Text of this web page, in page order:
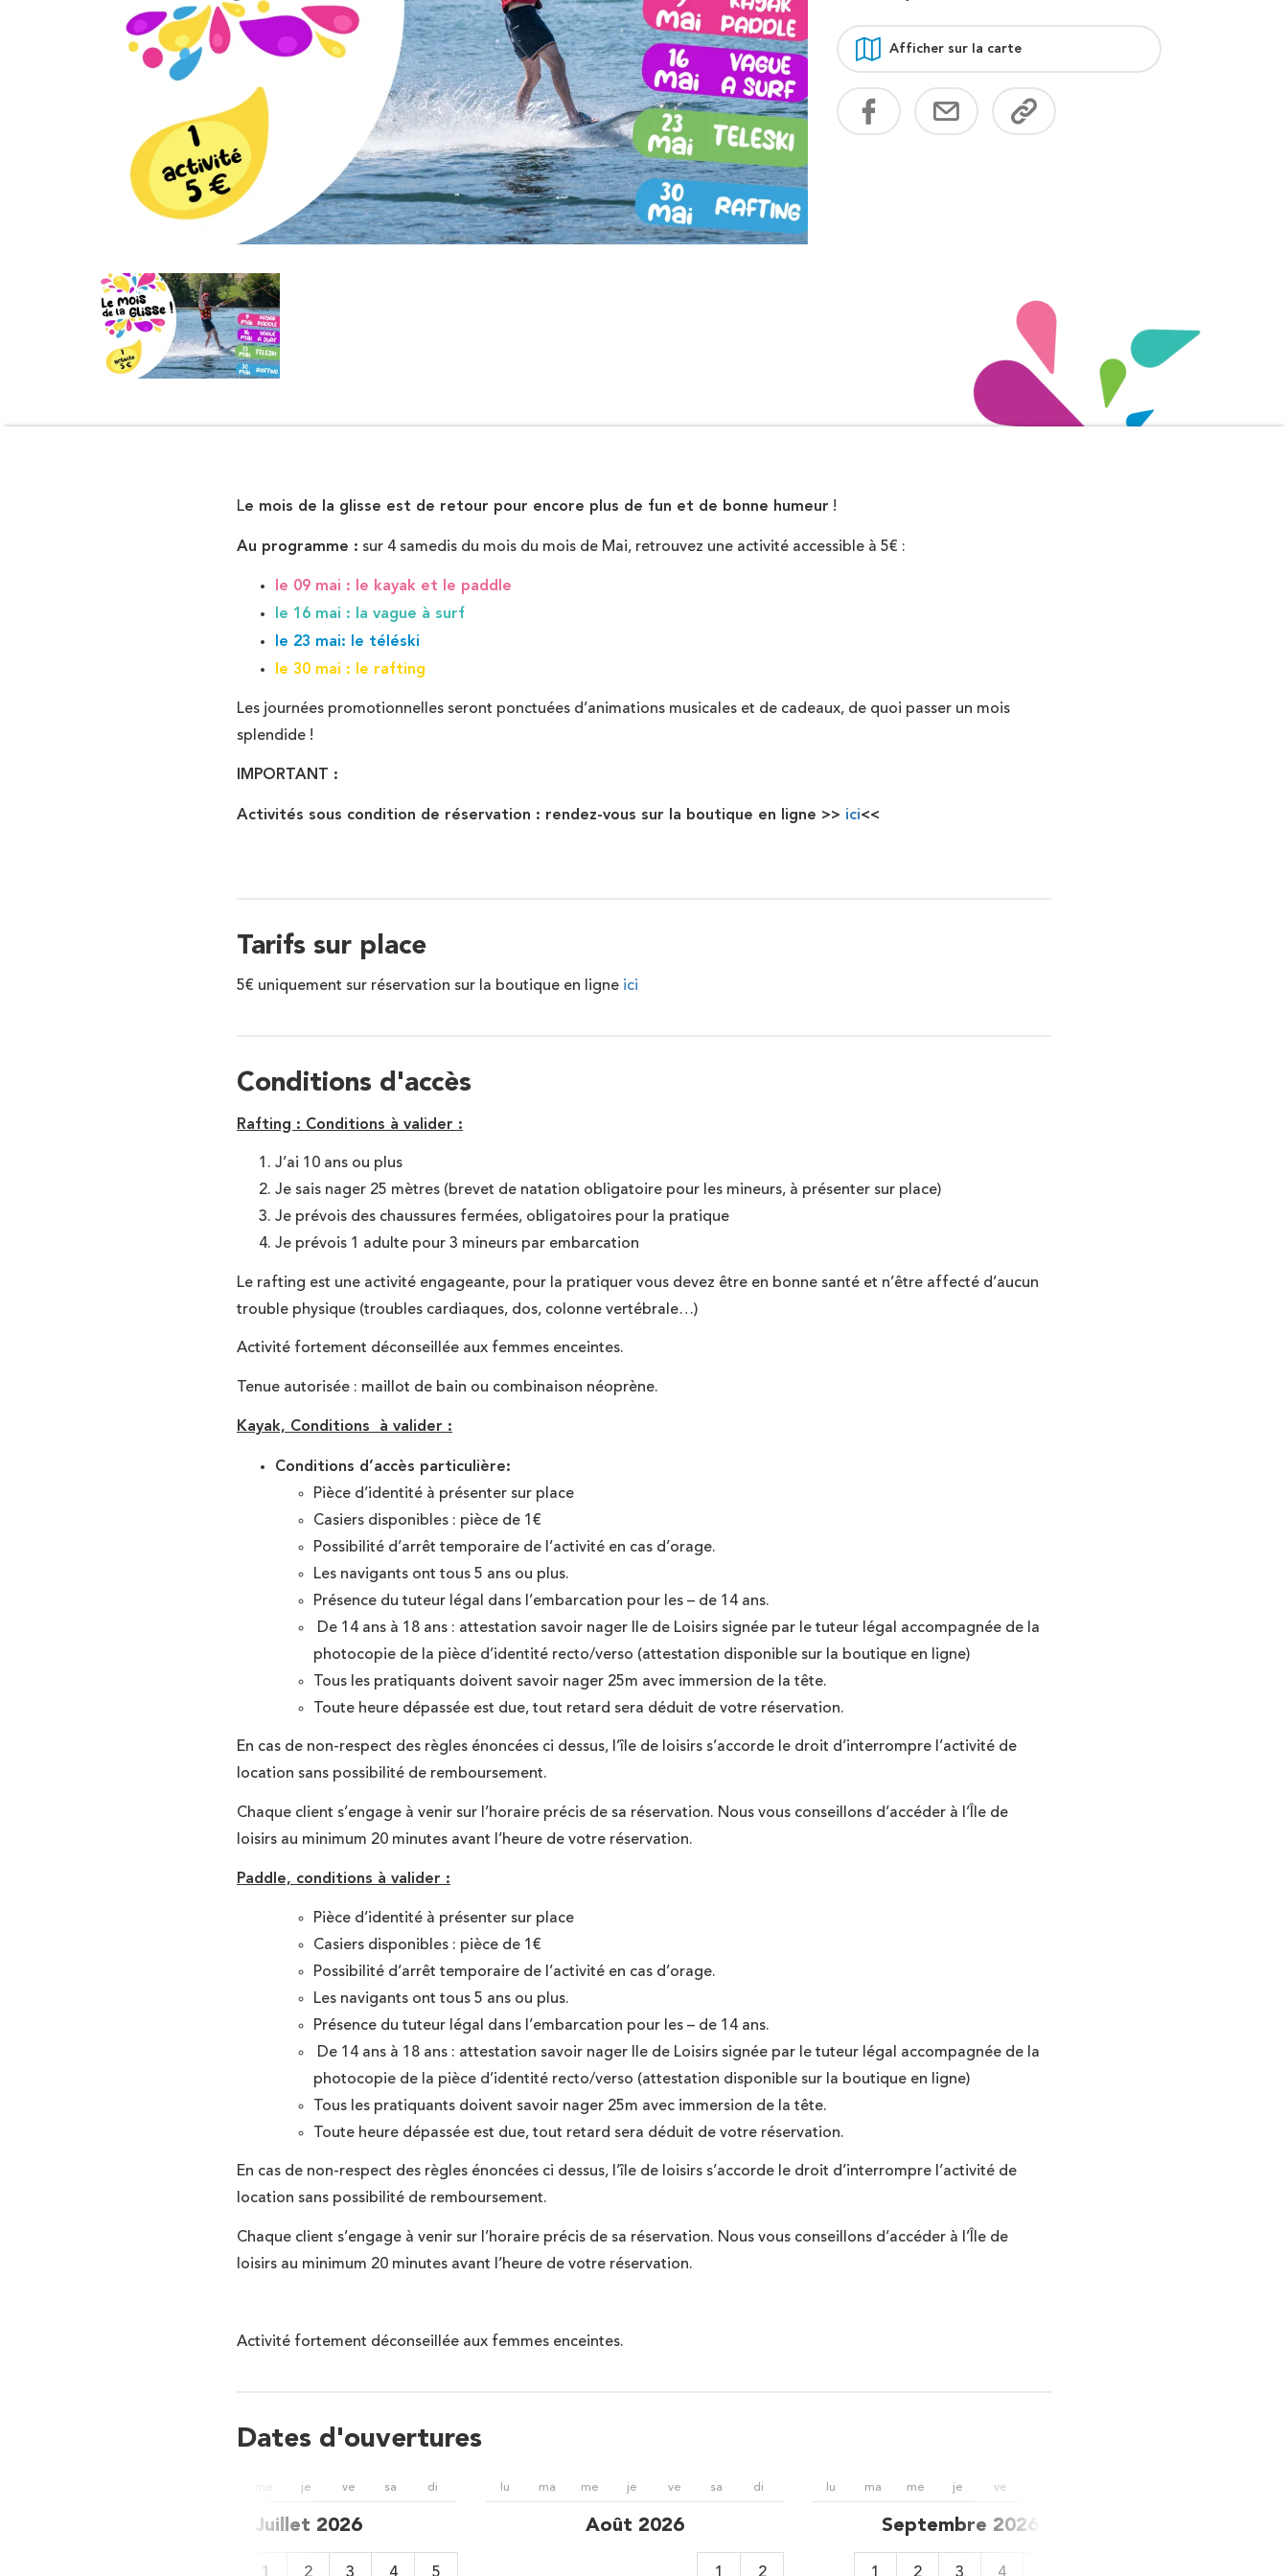
Rafting
Vague à surf
Afficher sur la carte
Le mois de la glisse est de retour pour encore plus de fun et de bonne humeur !
Au programme : sur 4 samedis du mois du mois de Mai, retrouvez une activité accessible à 5€ :
le 09 mai : le kayak et le paddle
le 16 mai : la vague à surf
le 23 mai: le téléski
le 30 mai : le rafting
Les journées promotionnelles seront ponctuées d’animations musicales et de cadeaux, de quoi passer un mois
splendide !
IMPORTANT :
Activités sous condition de réservation : rendez-vous sur la boutique en ligne >> ici<<
Tarifs sur place
5€ uniquement sur réservation sur la boutique en ligne ici
Conditions d'accès
Rafting : Conditions à valider :
J’ai 10 ans ou plus
Je sais nager 25 mètres (brevet de natation obligatoire pour les mineurs, à présenter sur place)
Je prévois des chaussures fermées, obligatoires pour la pratique
Je prévois 1 adulte pour 3 mineurs par embarcation
Le rafting est une activité engageante, pour la pratiquer vous devez être en bonne santé et n’être affecté d’aucun
trouble physique (troubles cardiaques, dos, colonne vertébrale…)
Activité fortement déconseillée aux femmes enceintes.
Tenue autorisée : maillot de bain ou combinaison néoprène.
Kayak, Conditions à valider :
Conditions d’accès particulière:
Pièce d’identité à présenter sur place
Casiers disponibles : pièce de 1€
Possibilité d’arrêt temporaire de l’activité en cas d’orage.
Les navigants ont tous 5 ans ou plus.
Présence du tuteur légal dans l’embarcation pour les – de 14 ans.
De 14 ans à 18 ans : attestation savoir nager Ile de Loisirs signée par le tuteur légal accompagnée de la
photocopie de la pièce d’identité recto/verso (attestation disponible sur la boutique en ligne)
Tous les pratiquants doivent savoir nager 25m avec immersion de la tête.
Toute heure dépassée est due, tout retard sera déduit de votre réservation.
En cas de non-respect des règles énoncées ci dessus, l’île de loisirs s’accorde le droit d’interrompre l’activité de
location sans possibilité de remboursement.
Chaque client s’engage à venir sur l’horaire précis de sa réservation. Nous vous conseillons d’accéder à l’Île de
loisirs au minimum 20 minutes avant l’heure de votre réservation.
Paddle, conditions à valider :
Pièce d’identité à présenter sur place
Casiers disponibles : pièce de 1€
Possibilité d’arrêt temporaire de l’activité en cas d’orage.
Les navigants ont tous 5 ans ou plus.
Présence du tuteur légal dans l’embarcation pour les – de 14 ans.
De 14 ans à 18 ans : attestation savoir nager Ile de Loisirs signée par le tuteur légal accompagnée de la
photocopie de la pièce d’identité recto/verso (attestation disponible sur la boutique en ligne)
Tous les pratiquants doivent savoir nager 25m avec immersion de la tête.
Toute heure dépassée est due, tout retard sera déduit de votre réservation.
En cas de non-respect des règles énoncées ci dessus, l’île de loisirs s’accorde le droit d’interrompre l’activité de
location sans possibilité de remboursement.
Chaque client s’engage à venir sur l’horaire précis de sa réservation. Nous vous conseillons d’accéder à l’Île de
loisirs au minimum 20 minutes avant l’heure de votre réservation.
Activité fortement déconseillée aux femmes enceintes.
Dates d'ouvertures
me je ve sa di
Juillet 2026
lu ma me je ve sa di
Août 2026
lu ma me je ve
Septembre 2026